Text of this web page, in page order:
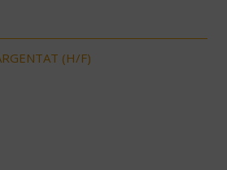
(H/F)